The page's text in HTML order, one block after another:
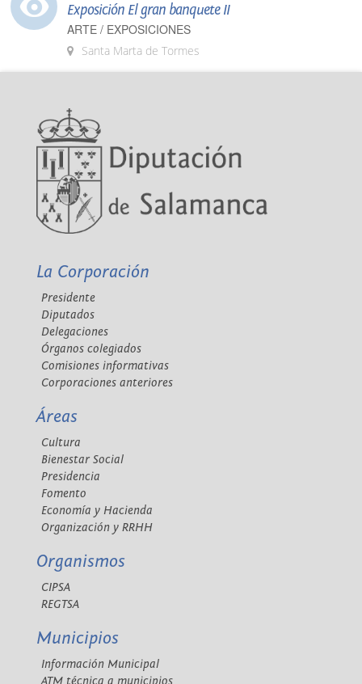
Exposición El gran banquete II
ARTE / EXPOSICIONES
Santa Marta de Tormes
La Corporación
Presidente
Diputados
Delegaciones
Órganos colegiados
Comisiones informativas
Corporaciones anteriores
Áreas
Cultura
Bienestar Social
Presidencia
Fomento
Economía y Hacienda
Organización y RRHH
Organismos
CIPSA
REGTSA
Municipios
Información Municipal
ATM técnica a municipios